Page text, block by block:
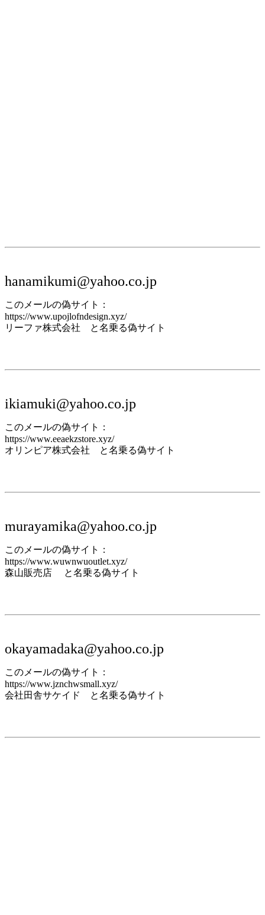
hanamikumi@yahoo.co.jp
このメールの偽サイト：
https://www.upojlofndesign.xyz/
リーファ株式会社 と名乗る偽サイト
ikiamuki@yahoo.co.jp
このメールの偽サイト：
https://www.eeaekzstore.xyz/
オリンピア株式会社 と名乗る偽サイト
murayamika@yahoo.co.jp
このメールの偽サイト：
https://www.wuwnwuoutlet.xyz/
森山販売店 と名乗る偽サイト
okayamadaka@yahoo.co.jp
このメールの偽サイト：
https://www.jznchwsmall.xyz/
会社田舎サケイド と名乗る偽サイト